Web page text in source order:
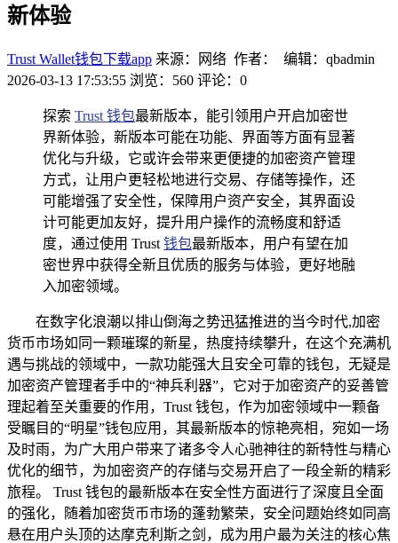
新体验
Trust Wallet钱包下载app 来源：网络 作者： 编辑：qbadmin
2026-03-13 17:53:55 浏览：560 评论：0
探索 Trust 钱包最新版本，能引领用户开启加密世
界新体验，新版本可能在功能、界面等方面有显著
优化与升级，它或许会带来更便捷的加密资产管理
方式，让用户更轻松地进行交易、存储等操作，还
可能增强了安全性，保障用户资产安全，其界面设
计可能更加友好，提升用户操作的流畅度和舒适
度，通过使用 Trust 钱包最新版本，用户有望在加
密世界中获得全新且优质的服务与体验，更好地融
入加密领域。
在数字化浪潮以排山倒海之势迅猛推进的当今时代,加密
货币市场如同一颗璀璨的新星，热度持续攀升，在这个充满机
遇与挑战的领域中，一款功能强大且安全可靠的钱包，无疑是
加密资产管理者手中的“神兵利器”，它对于加密资产的妥善管
理起着至关重要的作用，Trust 钱包，作为加密领域中一颗备
受瞩目的“明星”钱包应用，其最新版本的惊艳亮相，宛如一场
及时雨，为广大用户带来了诸多令人心驰神往的新特性与精心
优化的细节，为加密资产的存储与交易开启了一段全新的精彩
旅程。 Trust 钱包的最新版本在安全性方面进行了深度且全面
的强化，随着加密货币市场的蓬勃繁荣，安全问题始终如同高
悬在用户头顶的达摩克利斯之剑，成为用户最为关注的核心焦